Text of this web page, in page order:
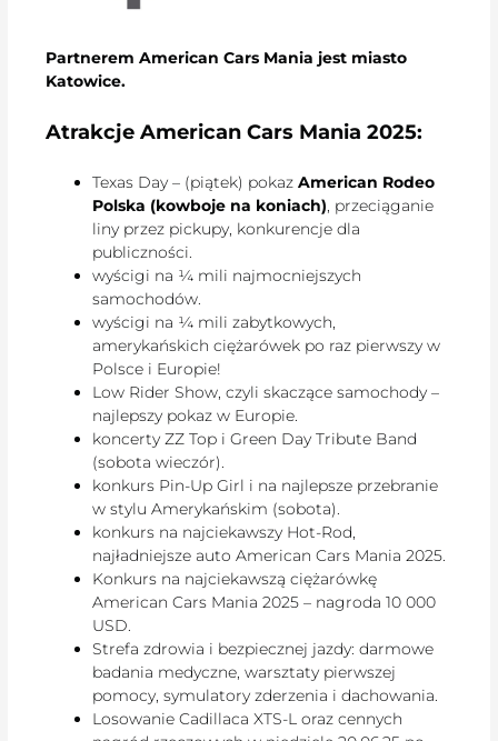
Partnerem American Cars Mania jest miasto
Katowice.
Atrakcje American Cars Mania 2025:
Texas Day – (piątek) pokazAmerican Rodeo
Polska (kowboje na koniach), przeciąganie
liny przez pickupy, konkurencje dla
publiczności.
wyścigi na ¼ mili najmocniejszych
samochodów.
wyścigi na ¼ mili zabytkowych,
amerykańskich ciężarówek po raz pierwszy w
Polsce i Europie!
Low Rider Show, czyli skaczące samochody –
najlepszy pokaz w Europie.
koncerty ZZ Top i Green Day Tribute Band
(sobota wieczór).
konkurs Pin-Up Girl i na najlepsze przebranie
w stylu Amerykańskim (sobota).
konkurs na najciekawszy Hot-Rod,
najładniejsze auto American Cars Mania 2025.
Konkurs na najciekawszą ciężarówkę
American Cars Mania 2025 – nagroda 10 000
USD.
Strefa zdrowia i bezpiecznej jazdy: darmowe
badania medyczne, warsztaty pierwszej
pomocy, symulatory zderzenia i dachowania.
Losowanie Cadillaca XTS-L oraz cennych